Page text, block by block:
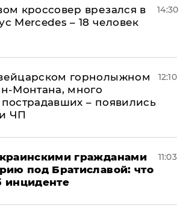
кроссовер врезался в
Mercedes – 18 человек
14:30
горнолыжном
Монтана, много
– появились
ЧП
12:10
гражданами
под Братиславой: что
инциденте
11:03